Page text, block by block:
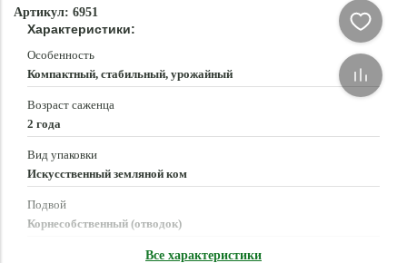
Артикул: 6951
Характеристики:
Особенность
Компактный, стабильный, урожайный
Возраст саженца
2 года
Вид упаковки
Искусственный земляной ком
Подвой
Корнесобственный (отводок)
Все характеристики